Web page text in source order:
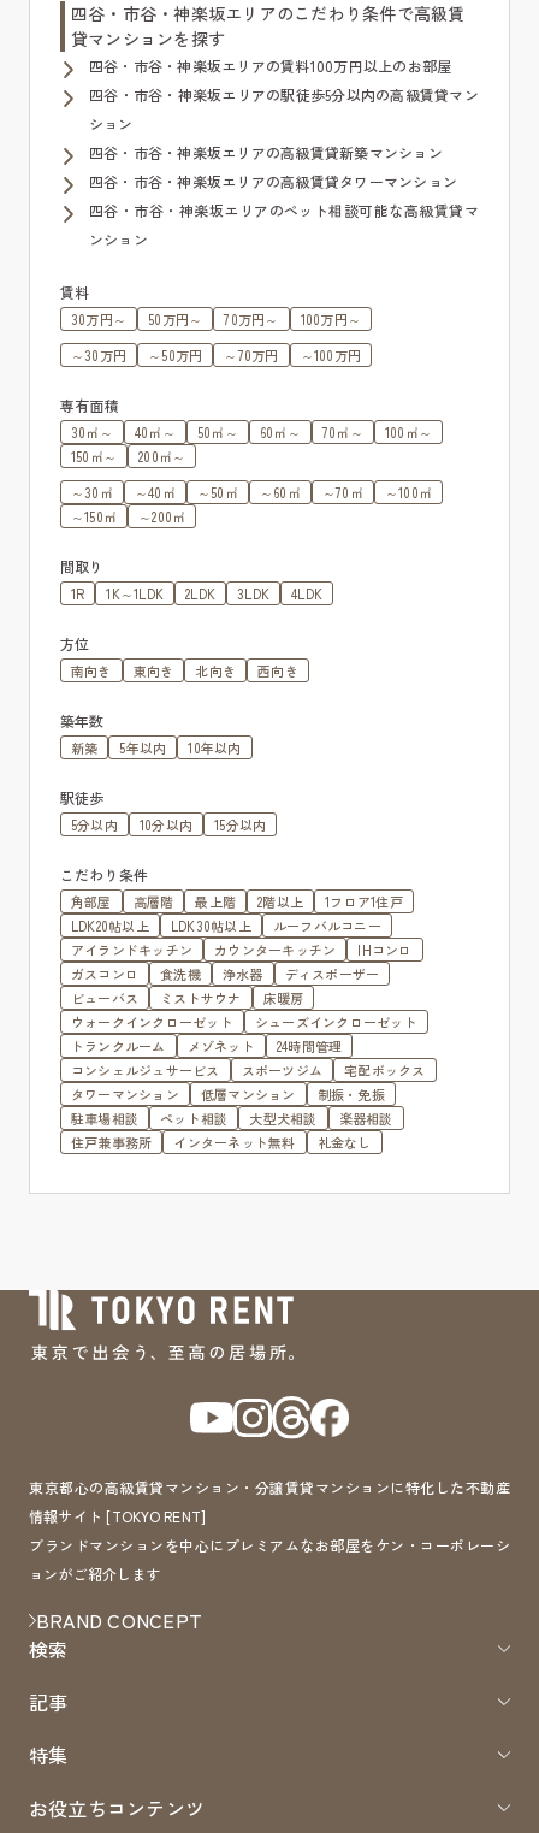
四谷・市谷・神楽坂エリアのこだわり条件で高級賃
貸マンションを探す
四谷・市谷・神楽坂エリアの賃料100万円以上のお部屋
四谷・市谷・神楽坂エリアの駅徒歩5分以内の高級賃貸マン
ション
四谷・市谷・神楽坂エリアの高級賃貸新築マンション
四谷・市谷・神楽坂エリアの高級賃貸タワーマンション
四谷・市谷・神楽坂エリアのペット相談可能な高級賃貸マ
ンション
賃料
30万円～ 50万円～ 70万円～
100万円～
～30万円
～50万円 ～70万円 ～100万円
専有面積
30㎡～ 40㎡～ 50㎡～ 60㎡～ 70㎡～
100㎡～
150㎡～
200㎡～
～30㎡
～40㎡ ～50㎡ ～60㎡ ～70㎡
～100㎡
～150㎡
～200㎡
間取り
1R 1K～1LDK 2LDK 3LDK 4LDK
方位
南向き 東向き 北向き 西向き
築年数
新築 5年以内 10年以内
駅徒歩
5分以内 10分以内 15分以内
こだわり条件
角部屋 高層階 最上階 2階以上
1フロア1住戸
LDK20帖以上
LDK30帖以上
ルーフバルコニー
アイランドキッチン
カウンターキッチン
IHコンロ
ガスコンロ
食洗機 浄水器
ディスポーザー
ビューバス
ミストサウナ
床暖房
ウォークインクローゼット
シューズインクローゼット
トランクルーム
メゾネット
24時間管理
コンシェルジュサービス
スポーツジム
宅配ボックス
タワーマンション
低層マンション
制振・免振
駐車場相談
ペット相談 大型犬相談
楽器相談
住戸兼事務所
インターネット無料 礼金なし
東京都心の高級賃貸マンション・分譲賃貸マンションに特化した不動産
情報サイト [TOKYO RENT]
ブランドマンションを中心にプレミアムなお部屋をケン・コーポレーシ
ョンがご紹介します
BRAND CONCEPT
検索
記事
特集
お役立ちコンテンツ